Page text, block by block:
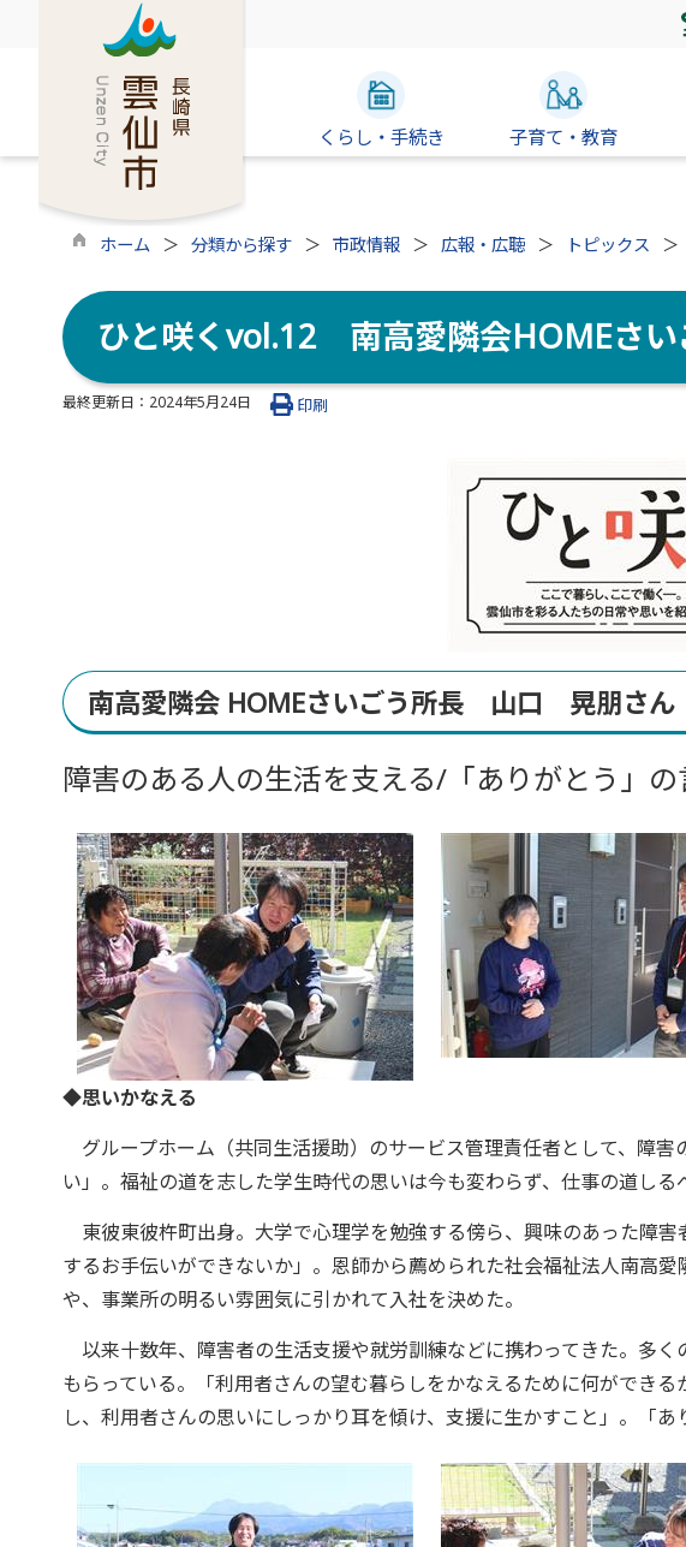
くらし・手続き 子育て・教育
ホーム 分類から探す 市政情報 広報・広聴 トピックス
ひと咲くvol.12 南高愛隣会HOMEさい
最終更新日： 2024年5月24日 印刷
南高愛隣会 HOMEさいごう所長 山口 晃朋さん
障害のある人の生活を支える/「ありがとう」
◆思いかなえる
グループホーム（共同生活援助）のサービス管理責任者として、障
い」。福祉の道を志した学生時代の思いは今も変わらず、仕事の道しる
東彼東彼杵町出身。大学で心理学を勉強する傍ら、興味のあった障
するお手伝いができないか」。恩師から薦められた社会福祉法人南高
や、事業所の明るい雰囲気に引かれて入社を決めた。
以来十数年、障害者の生活支援や就労訓練などに携わってきた。多
もらっている。「利用者さんの望む暮らしをかなえるために何ができ
し、利用者さんの思いにしっかり耳を傾け、支援に生かすこと」。「あ